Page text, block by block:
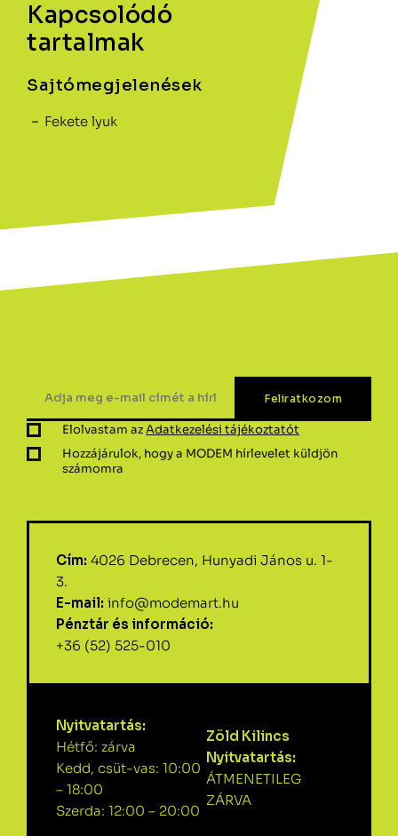
Kapcsolódó
tartalmak
Sajtómegjelenések
Fekete lyuk
Elolvastam azAdatkezelési tájékoztatót
Hozzájárulok, hogy a MODEM hírlevelet küldjön
számomra
Cím: 4026 Debrecen, Hunyadi János u. 1-
3.
E-mail: info@modemart.hu
Pénztár és információ:
+36 (52) 525-010
Nyitvatartás:
Hétfő: zárva
Kedd, csüt-vas: 10:00
– 18:00
Szerda: 12:00 – 20:00
Zöld Kilincs
Nyitvatartás:
ÁTMENETILEG
ZÁRVA